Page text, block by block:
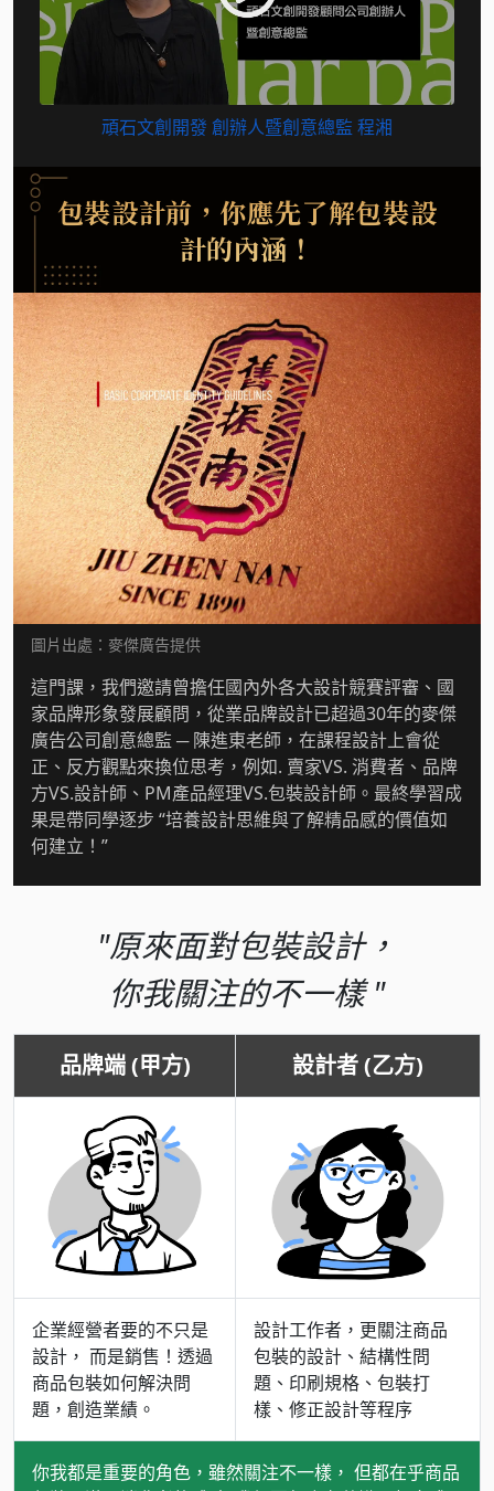
頑石文創開發 創辦人暨創意總監 程湘
包裝設計前，你應先了解包裝設
計的內涵！
圖片出處：麥傑廣告提供
這門課，我們邀請曾擔任國內外各大設計競賽評審、國
家品牌形象發展顧問，從業品牌設計已超過30年的麥傑
廣告公司創意總監 ─ 陳進東老師，在課程設計上會從
正、反方觀點來換位思考，例如. 賣家VS. 消費者、品牌
方VS.設計師、PM產品經理VS.包裝設計師。最終學習成
果是帶同學逐步 “培養設計思維與了解精品感的價值如
何建立！”
"原來面對包裝設計，
你我關注的不一樣 "
品牌端 (甲方) 設計者 (乙方)
企業經營者要的不只是
設計， 而是銷售！透過
商品包裝如何解決問
題，創造業績。
設計工作者，更關注商品
包裝的設計、結構性問
題、印刷規格、包裝打
樣、修正設計等程序
你我都是重要的角色，雖然關注不一樣， 但都在乎商品